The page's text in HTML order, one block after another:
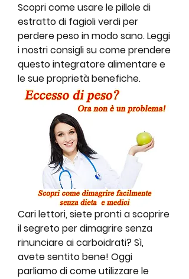
Scopri come usare le pillole di
estratto di fagioli verdi per
perdere peso in modo sano. Leggi
i nostri consigli su come prendere
questo integratore alimentare e
le sue proprietà benefiche.
Cari lettori, siete pronti a scoprire
il segreto per dimagrire senza
rinunciare ai carboidrati? Sì,
avete sentito bene! Oggi
parliamo di come utilizzare le